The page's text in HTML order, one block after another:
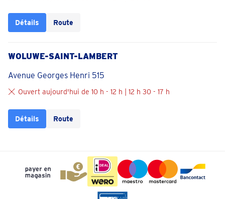
Détails Route
WOLUWE-SAINT-LAMBERT
Avenue Georges Henri 515
Ouvert aujourd'hui de 10 h - 12 h | 12 h 30 - 17 h
Détails Route